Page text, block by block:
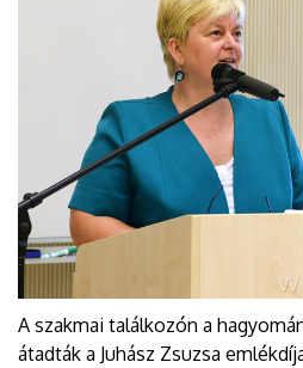
A szakmai találkozón a
átadták a Juhász Zsuzsa